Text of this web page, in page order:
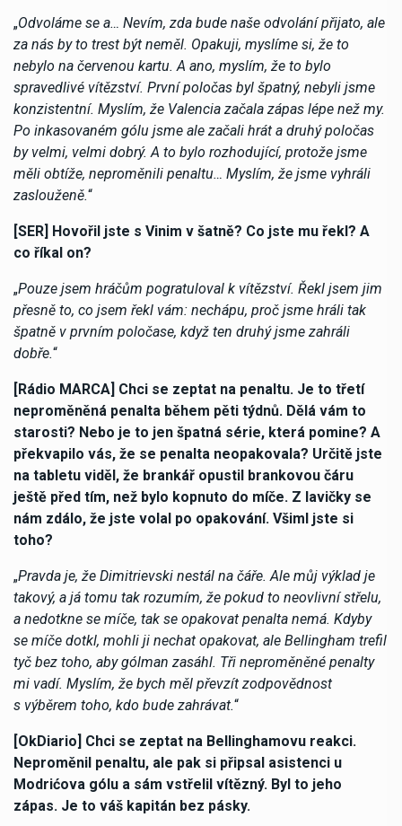
„Odvoláme se a… Nevím, zda bude naše odvolání přijato, ale
za nás by to trest být neměl. Opakuji, myslíme si, že to
nebylo na červenou kartu. A ano, myslím, že to bylo
spravedlivé vítězství. První poločas byl špatný, nebyli jsme
konzistentní. Myslím, že Valencia začala zápas lépe než my.
Po inkasovaném gólu jsme ale začali hrát a druhý poločas
by velmi, velmi dobrý. A to bylo rozhodující, protože jsme
měli obtíže, neproměnili penaltu… Myslím, že jsme vyhráli
zaslouženě.“
[SER] Hovořil jste s Vinim v šatně? Co jste mu řekl? A
co říkal on?
„Pouze jsem hráčům pogratuloval k vítězství. Řekl jsem jim
přesně to, co jsem řekl vám: nechápu, proč jsme hráli tak
špatně v prvním poločase, když ten druhý jsme zahráli
dobře.“
[Rádio MARCA] Chci se zeptat na penaltu. Je to třetí
neproměněná penalta během pěti týdnů. Dělá vám to
starosti? Nebo je to jen špatná série, která pomine? A
překvapilo vás, že se penalta neopakovala? Určitě jste
na tabletu viděl, že brankář opustil brankovou čáru
ještě před tím, než bylo kopnuto do míče. Z lavičky se
nám zdálo, že jste volal po opakování. Všiml jste si
toho?
„Pravda je, že Dimitrievski nestál na čáře. Ale můj výklad je
takový, a já tomu tak rozumím, že pokud to neovlivní střelu,
a nedotkne se míče, tak se opakovat penalta nemá. Kdyby
se míče dotkl, mohli ji nechat opakovat, ale Bellingham trefil
tyč bez toho, aby gólman zasáhl. Tři neproměněné penalty
mi vadí. Myslím, že bych měl převzít zodpovědnost
s výběrem toho, kdo bude zahrávat.“
[OkDiario] Chci se zeptat na Bellinghamovu reakci.
Neproměnil penaltu, ale pak si připsal asistenci u
Modrićova gólu a sám vstřelil vítězný. Byl to jeho
zápas. Je to váš kapitán bez pásky.